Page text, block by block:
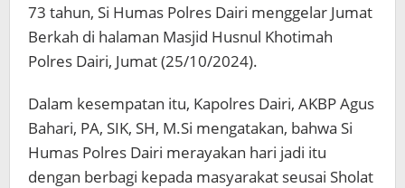
Berbagi
kepada
Masyarakat
73 tahun, Si Humas Polres Dairi menggelar Jumat
Berkah di halaman Masjid Husnul Khotimah
Polres Dairi, Jumat (25/10/2024).
Dalam kesempatan itu, Kapolres Dairi, AKBP Agus
Bahari, PA, SIK, SH, M.Si mengatakan, bahwa Si
Humas Polres Dairi merayakan hari jadi itu
dengan berbagi kepada masyarakat seusai Sholat